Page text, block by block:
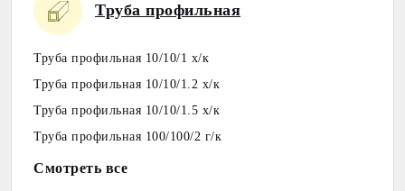
Труба профильная
Труба профильная 10/10/1 х/к
Труба профильная 10/10/1.2 х/к
Труба профильная 10/10/1.5 х/к
Труба профильная 100/100/2 г/к
Смотреть все